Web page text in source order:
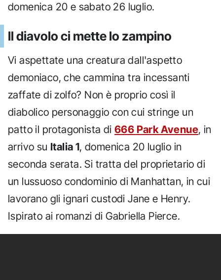
domenica 20 e sabato 26 luglio.
Il diavolo ci mette lo zampino
Vi aspettate una creatura dall'aspetto
demoniaco, che cammina tra incessanti
zaffate di zolfo? Non è proprio così il
diabolico personaggio con cui stringe un
patto il protagonista di 666 Park Avenue, in
arrivo su Italia 1, domenica 20 luglio in
seconda serata. Si tratta del proprietario di
un lussuoso condominio di Manhattan, in cui
lavorano gli ignari custodi Jane e Henry.
Ispirato ai romanzi di Gabriella Pierce.